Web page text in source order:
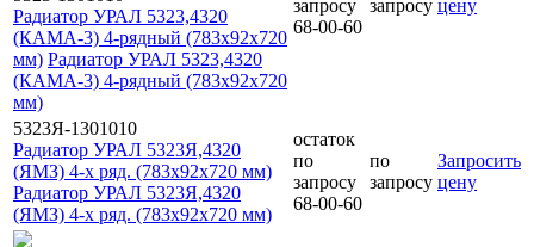
Радиатор УРАЛ 5323,4320
(КАМА-3) 4-рядный (783x92x720
мм) Радиатор УРАЛ 5323,4320
(КАМА-3) 4-рядный (783x92x720
мм)
запросу
68-00-60
запросу цену
5323Я-1301010
Радиатор УРАЛ 5323Я,4320
(ЯМЗ) 4-х ряд. (783x92x720 мм)
Радиатор УРАЛ 5323Я,4320
(ЯМЗ) 4-х ряд. (783x92x720 мм)
остаток
по
запросу
68-00-60
по
запросу
Запросить
цену